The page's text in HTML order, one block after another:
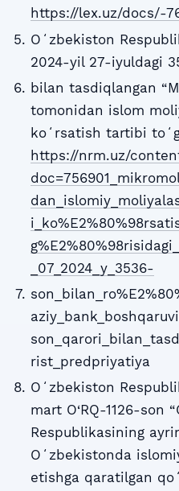
https://lex.uz/docs/-
Oʻzbekiston
2024-yil 27-iyuldagi
bilan tasdiqlangan
tomonidan islom
koʻrsatish tartibi
https://nrm.uz/
_07_2024_y_3536-
rist_predpriyatiya
Oʻzbekiston
mart O‘RQ-1126-son
Respublikasining
Oʻzbekistonda
etishga qaratilgan